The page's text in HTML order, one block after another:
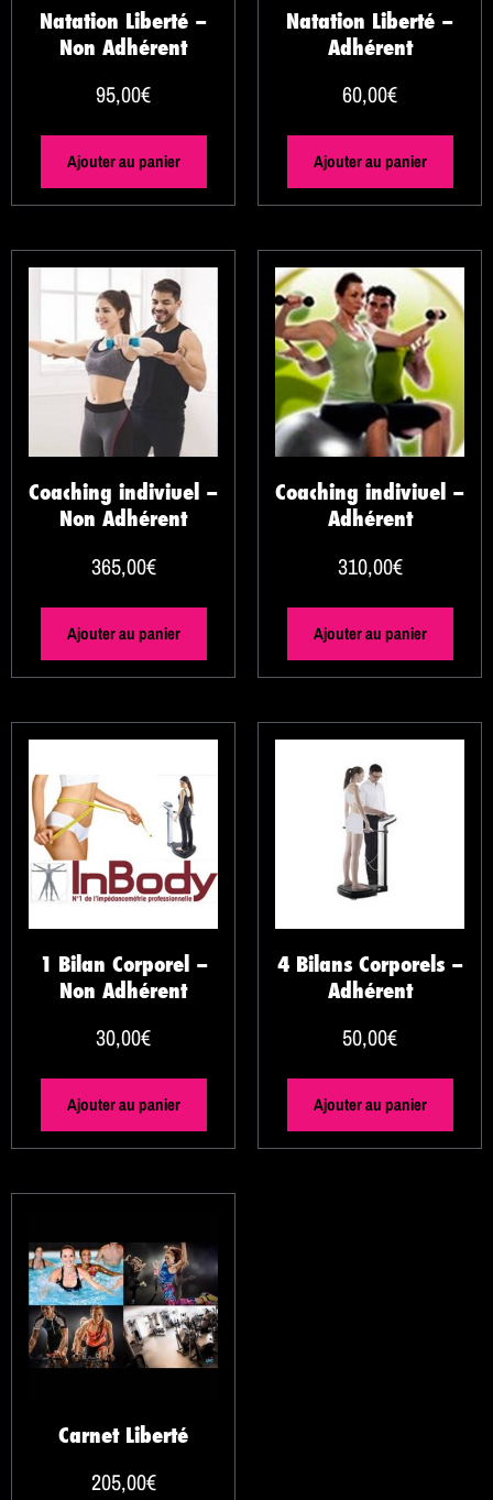
Natation Liberté –
Non Adhérent
95,00€
Ajouter au panier
Natation Liberté –
Adhérent
60,00€
Ajouter au panier
Coaching indiviuel –
Non Adhérent
365,00€
Ajouter au panier
Coaching indiviuel –
Adhérent
310,00€
Ajouter au panier
1 Bilan Corporel –
Non Adhérent
30,00€
Ajouter au panier
4 Bilans Corporels –
Adhérent
50,00€
Ajouter au panier
Carnet Liberté
205,00€